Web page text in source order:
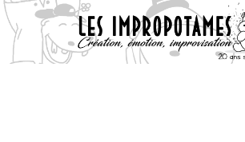
Aller
au
contenu